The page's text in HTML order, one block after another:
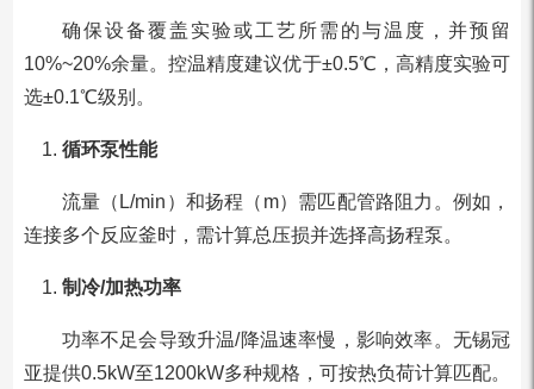
确保设备覆盖实验或工艺所需的与温度，并预留
10%~20%余量。控温精度建议优于±0.5℃，高精度实验可
选±0.1℃级别。
循环泵性能
流量（L/min）和扬程（m）需匹配管路阻力。例如，
连接多个反应釜时，需计算总压损并选择高扬程泵。
制冷/加热功率
功率不足会导致升温/降温速率慢，影响效率。无锡冠
亚提供0.5kW至1200kW多种规格，可按热负荷计算匹配。